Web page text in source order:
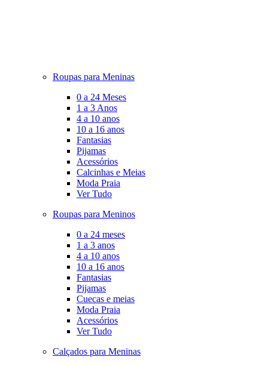
Roupas para Meninas
0 a 24 Meses
1 a 3 Anos
4 a 10 anos
10 a 16 anos
Fantasias
Pijamas
Acessórios
Calcinhas e Meias
Moda Praia
Ver Tudo
Roupas para Meninos
0 a 24 meses
1 a 3 anos
4 a 10 anos
10 a 16 anos
Fantasias
Pijamas
Cuecas e meias
Moda Praia
Acessórios
Ver Tudo
Calçados para Meninas